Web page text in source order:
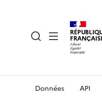
Données API